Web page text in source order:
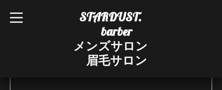
STARDUST.
barber
メンズサロン
眉毛サロン
t
o
お知らせ